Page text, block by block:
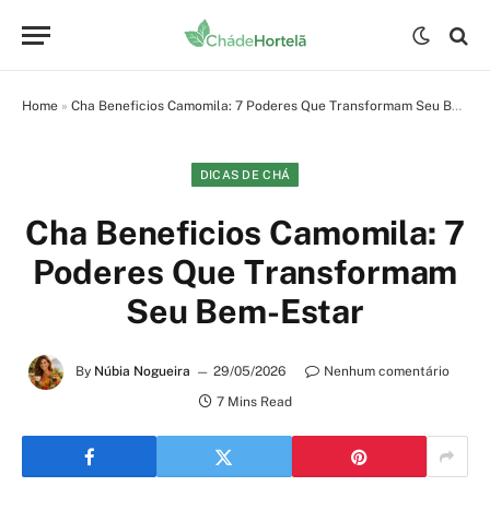
Home » Cha Beneficios Camomila: 7 Poderes Que Transformam Seu Bem-Estar
DICAS DE CHÁ
Cha Beneficios Camomila: 7
Poderes Que Transformam
Seu Bem-Estar
By Núbia Nogueira 29/05/2026
Nenhum comentário
7 Mins Read